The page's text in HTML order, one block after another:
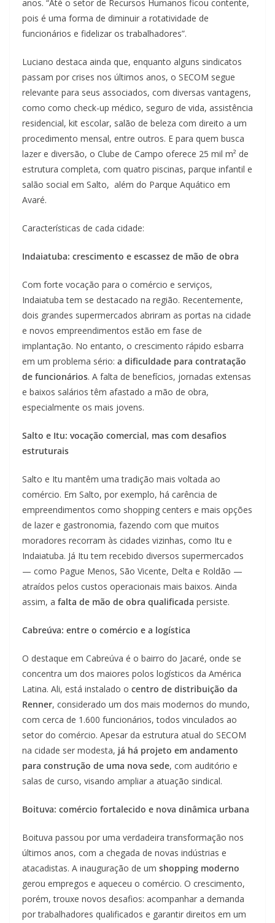
anos. “Até o setor de Recursos Humanos ficou contente,
pois é uma forma de diminuir a rotatividade de
funcionários e fidelizar os trabalhadores”.
Luciano destaca ainda que, enquanto alguns sindicatos
passam por crises nos últimos anos, o SECOM segue
relevante para seus associados, com diversas vantagens,
como como check-up médico, seguro de vida, assistência
residencial, kit escolar, salão de beleza com direito a um
procedimento mensal, entre outros. E para quem busca
lazer e diversão, o Clube de Campo oferece 25 mil m² de
estrutura completa, com quatro piscinas, parque infantil e
salão social em Salto, além do Parque Aquático em
Avaré.
Características de cada cidade:
Indaiatuba: crescimento e escassez de mão de obra
Com forte vocação para o comércio e serviços,
Indaiatuba tem se destacado na região. Recentemente,
dois grandes supermercados abriram as portas na cidade
e novos empreendimentos estão em fase de
implantação. No entanto, o crescimento rápido esbarra
em um problema sério: a dificuldade para contratação
de funcionários. A falta de benefícios, jornadas extensas
e baixos salários têm afastado a mão de obra,
especialmente os mais jovens.
Salto e Itu: vocação comercial, mas com desafios
estruturais
Salto e Itu mantêm uma tradição mais voltada ao
comércio. Em Salto, por exemplo, há carência de
empreendimentos como shopping centers e mais opções
de lazer e gastronomia, fazendo com que muitos
moradores recorram às cidades vizinhas, como Itu e
Indaiatuba. Já Itu tem recebido diversos supermercados
— como Pague Menos, São Vicente, Delta e Roldão —
atraídos pelos custos operacionais mais baixos. Ainda
assim, a falta de mão de obra qualificada persiste.
Cabreúva: entre o comércio e a logística
O destaque em Cabreúva é o bairro do Jacaré, onde se
concentra um dos maiores polos logísticos da América
Latina. Ali, está instalado o centro de distribuição da
Renner, considerado um dos mais modernos do mundo,
com cerca de 1.600 funcionários, todos vinculados ao
setor do comércio. Apesar da estrutura atual do SECOM
na cidade ser modesta, já há projeto em andamento
para construção de uma nova sede, com auditório e
salas de curso, visando ampliar a atuação sindical.
Boituva: comércio fortalecido e nova dinâmica urbana
Boituva passou por uma verdadeira transformação nos
últimos anos, com a chegada de novas indústrias e
atacadistas. A inauguração de um shopping moderno
gerou empregos e aqueceu o comércio. O crescimento,
porém, trouxe novos desafios: acompanhar a demanda
por trabalhadores qualificados e garantir direitos em um